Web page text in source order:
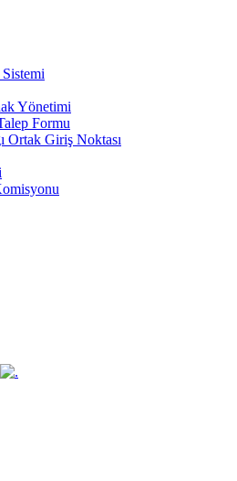
Yönetimi
Formu
Ortak Giriş Noktası